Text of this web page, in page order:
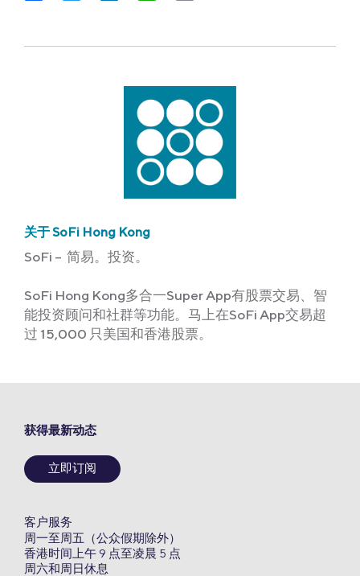
关于 SoFi Hong Kong
SoFi – 简易。投资。
SoFi Hong Kong多合一Super App有股票交易、智
能投资顾问和社群等功能。马上在SoFi App交易超
过 15,000 只美国和香港股票。
获得最新动态
立即订阅
客户服务
周一至周五（公众假期除外）
香港时间上午 9 点至凌晨 5 点
周六和周日休息